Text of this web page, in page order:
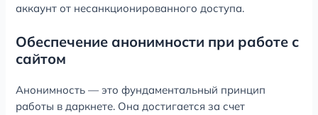
аккаунт от несанкционированного доступа.
Обеспечение анонимности при работе с
сайтом
Анонимность — это фундаментальный принцип
работы в даркнете. Она достигается за счет